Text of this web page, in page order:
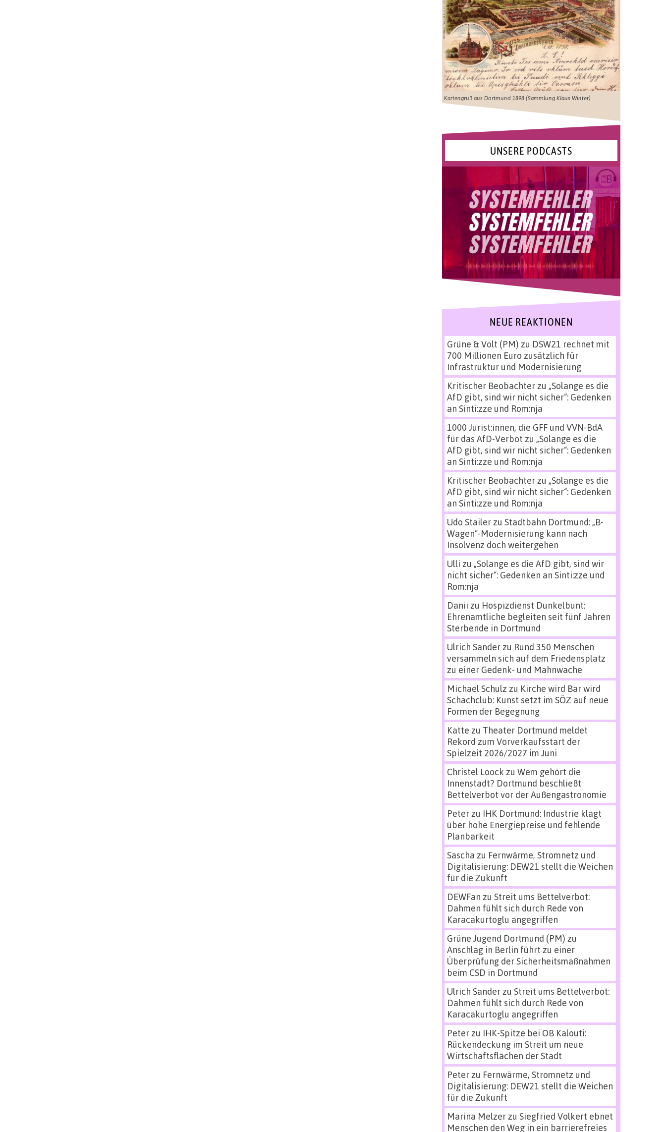
Kartengruß aus Dortmund 1898 (Sammlung Klaus Winter)
UNSERE PODCASTS
NEUE REAKTIONEN
Grüne & Volt (PM) zu DSW21 rechnet mit
700 Millionen Euro zusätzlich für
Infrastruktur und Modernisierung
Kritischer Beobachterzu „Solange es die
AfD gibt, sind wir nicht sicher“: Gedenken
an Sinti:zze und Rom:nja
1000 Jurist:innen, die GFF und VVN-BdA
für das AfD-Verbot zu „Solange es die
AfD gibt, sind wir nicht sicher“: Gedenken
an Sinti:zze und Rom:nja
Kritischer Beobachterzu „Solange es die
AfD gibt, sind wir nicht sicher“: Gedenken
an Sinti:zze und Rom:nja
Udo Stailerzu Stadtbahn Dortmund: „B-
Wagen“-Modernisierung kann nach
Insolvenz doch weitergehen
Ulli zu „Solange es die AfD gibt, sind wir
nicht sicher“: Gedenken an Sinti:zze und
Rom:nja
Danii zu Hospizdienst Dunkelbunt:
Ehrenamtliche begleiten seit fünf Jahren
Sterbende in Dortmund
Ulrich Sanderzu Rund 350 Menschen
versammeln sich auf dem Friedensplatz
zu einer Gedenk- und Mahnwache
Michael Schulz zu Kirche wird Bar wird
Schachclub: Kunst setzt im SÖZ auf neue
Formen der Begegnung
Katte zu Theater Dortmund meldet
Rekord zum Vorverkaufsstart der
Spielzeit 2026/2027 im Juni
Christel Loock zu Wem gehört die
Innenstadt? Dortmund beschließt
Bettelverbot vor der Außengastronomie
Peterzu IHK Dortmund: Industrie klagt
über hohe Energiepreise und fehlende
Planbarkeit
Sascha zu Fernwärme, Stromnetz und
Digitalisierung: DEW21 stellt die Weichen
für die Zukunft
DEWFan zu Streit ums Bettelverbot:
Dahmen fühlt sich durch Rede von
Karacakurtoglu angegriffen
Grüne Jugend Dortmund (PM) zu
Anschlag in Berlin führt zu einer
Überprüfung der Sicherheitsmaßnahmen
beim CSD in Dortmund
Ulrich Sanderzu Streit ums Bettelverbot:
Dahmen fühlt sich durch Rede von
Karacakurtoglu angegriffen
Peterzu IHK-Spitze bei OB Kalouti:
Rückendeckung im Streit um neue
Wirtschaftsflächen der Stadt
Peterzu Fernwärme, Stromnetz und
Digitalisierung: DEW21 stellt die Weichen
für die Zukunft
Marina Melzerzu Siegfried Volkert ebnet
Menschen den Weg in ein barrierefreies